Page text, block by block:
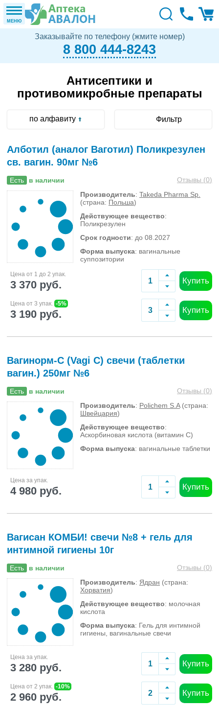
МЕНЮ
Заказывайте по телефону (жмите номер)
8 800 444-8243
Антисептики и
противомикробные препараты
по алфавиту Фильтр
Алботил (аналог Ваготил) Поликрезулен
св. вагин. 90мг №6
Есть в наличии Отзывы (0)
Производитель: Takeda Pharma Sp.
(страна: Польша)
Действующее вещество:
Поликрезулен
Срок годности: до 08.2027
Форма выпуска: вагинальные
суппозитории
Цена от 1 до 2 упак.
3 370 руб. Купить
Цена от 3 упак. -5%
3 190 руб. Купить
Вагинорм-С (Vagi C) свечи (таблетки
вагин.) 250мг №6
Есть в наличии Отзывы (0)
Производитель: Polichem S.A(страна:
Швейцария)
Действующее вещество:
Аскорбиновая кислота (витамин С)
Форма выпуска: вагинальные таблетки
Цена за упак.
4 980 руб. Купить
Вагисан КОМБИ! свечи №8 + гель для
интимной гигиены 10г
Есть в наличии Отзывы (0)
Производитель: Ядран (страна:
Хорватия)
Действующее вещество: молочная
кислота
Форма выпуска: Гель для интимной
гигиены, вагинальные свечи
Цена за упак.
3 280 руб. Купить
Цена от 2 упак. -10%
2 960 руб. Купить